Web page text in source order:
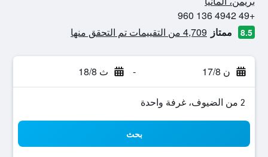
+49 4942 136 960
8.5 ممتاز 4,709 من التقييمات تم التحقق منها
ن 17/8 - ث 18/8
2 من الضيوف، غرفة واحدة
بحث